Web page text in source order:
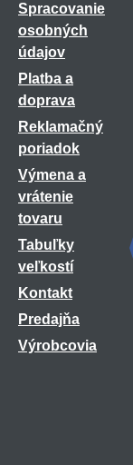
Spracovanie
osobných
údajov
Platba a
doprava
Reklamačný
poriadok
Výmena a
vrátenie
tovaru
Tabuľky
veľkostí
Kontakt
Predajňa
Výrobcovia